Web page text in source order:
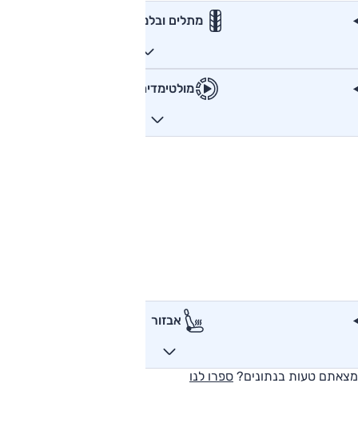
מתלים ובלמים
מולטימדיה
אבזור
מצאתם טעות בנתונים? ספרו לנו